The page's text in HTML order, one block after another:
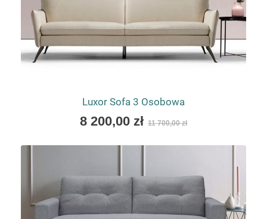
Luxor Sofa 3 Osobowa
As
as
8 200,00 zł 11 700,00 zł